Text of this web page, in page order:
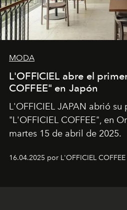
MODA
L'OFFICIEL abre el
COFFEE" en Japón
L'OFFICIEL JAPAN abrió su
"L'OFFICIEL COFFEE", en
martes 15 de abril de 2025.
16.04.2025 por L'OFFICIEL COFFEE